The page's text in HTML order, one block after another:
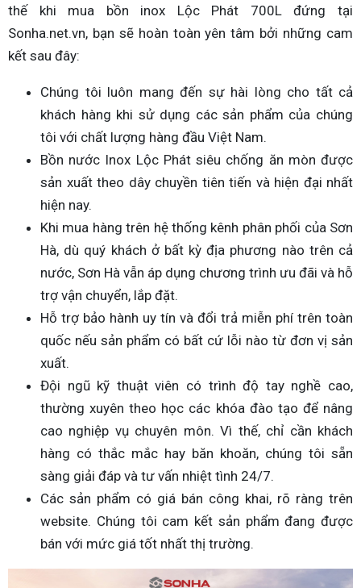
thế khi mua bồn inox Lộc Phát 700L đứng tại
Sonha.net.vn, bạn sẽ hoàn toàn yên tâm bởi những cam
kết sau đây:
Chúng tôi luôn mang đến sự hài lòng cho tất cả
khách hàng khi sử dụng các sản phẩm của chúng
tôi với chất lượng hàng đầu Việt Nam.
Bồn nước Inox Lộc Phát siêu chống ăn mòn được
sản xuất theo dây chuyền tiên tiến và hiện đại nhất
hiện nay.
Khi mua hàng trên hệ thống kênh phân phối của Sơn
Hà, dù quý khách ở bất kỳ địa phương nào trên cả
nước, Sơn Hà vẫn áp dụng chương trình ưu đãi và hỗ
trợ vận chuyển, lắp đặt.
Hỗ trợ bảo hành uy tín và đổi trả miễn phí trên toàn
quốc nếu sản phẩm có bất cứ lỗi nào từ đơn vị sản
xuất.
Đội ngũ kỹ thuật viên có trình độ tay nghề cao,
thường xuyên theo học các khóa đào tạo để nâng
cao nghiệp vụ chuyên môn. Vì thế, chỉ cần khách
hàng có thắc mắc hay băn khoăn, chúng tôi sẵn
sàng giải đáp và tư vấn nhiệt tình 24/7.
Các sản phẩm có giá bán công khai, rõ ràng trên
website. Chúng tôi cam kết sản phẩm đang được
bán với mức giá tốt nhất thị trường.